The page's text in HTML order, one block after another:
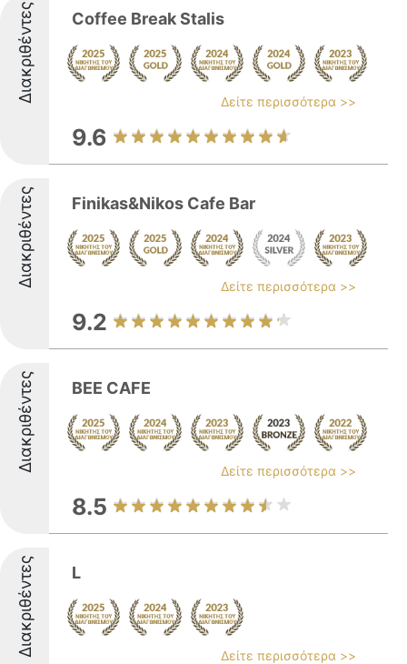
Διακριθέντες Coffee Break Stalis
Δείτε περισσότερα >>
9.6
Διακριθέντες Finikas&Nikos Cafe Bar
Δείτε περισσότερα >>
9.2
Διακριθέντες BEE CAFE
Δείτε περισσότερα >>
8.5
Διακριθέντες L
Δείτε περισσότερα >>